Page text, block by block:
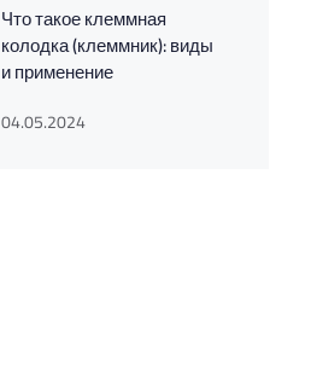
Что такое клеммная
колодка (клеммник): виды
и применение
04.05.2024